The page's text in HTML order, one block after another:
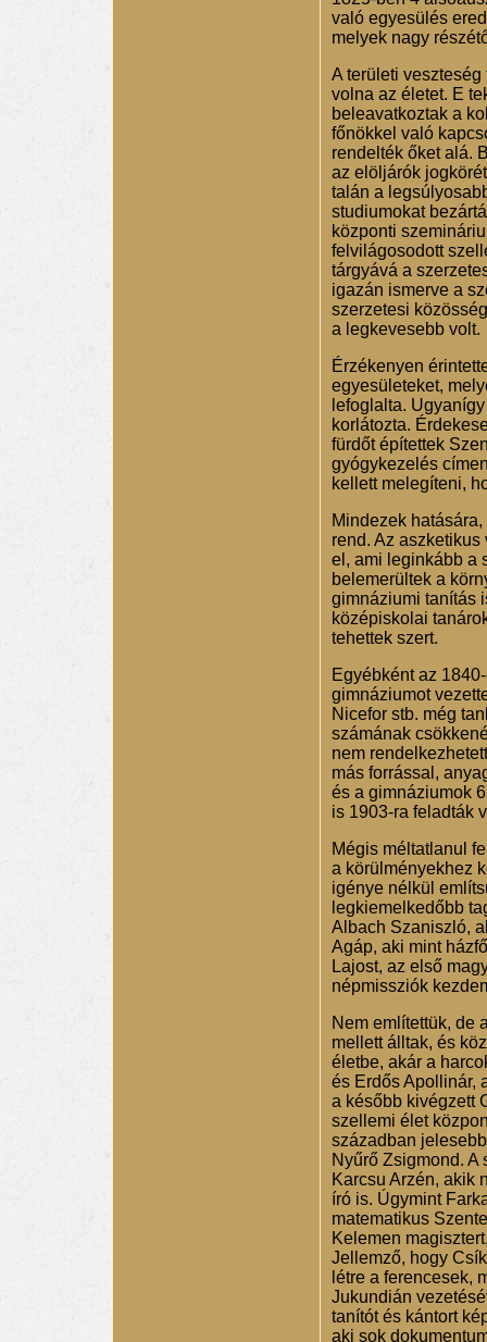
való egyesülés
melyek nagy
A területi
volna az életet. E
beleavatkoztak a
főnökkel való
rendelték őket alá.
az elöljárók
talán a
studiumokat
központi
felvilágosodott
tárgyává a
igazán ismerve a
szerzetesi
a legkevesebb volt.
Érzékenyen
egyesületeket,
lefoglalta.
korlátozta.
fürdőt építettek
gyógykezelés
kellett melegíteni,
Mindezek
rend. Az
el, ami leginkább a
belemerültek a
gimnáziumi tanítás
középiskolai
tehettek szert.
Egyébként az
gimnáziumot
Nicefor stb. még
számának
nem
más forrással,
és a gimnáziumok
is 1903-ra feladták
Mégis méltatlanul
a körülményekhez
igénye nélkül
legkiemelkedőbb
Albach Szaniszló,
Agáp, aki mint
Lajost, az első
népmissziók
Nem említettük, de
mellett álltak, és
életbe, akár a
és Erdős Apollinár,
a később kivégzett
szellemi élet
században
Nyűrő Zsigmond.
Karcsu Arzén, akik
író is. Úgymint
matematikus
Kelemen
Jellemző, hogy
létre a ferencesek,
Jukundián
tanítót és kántort
aki sok